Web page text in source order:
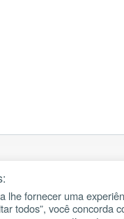
lhe fornecer uma
todos”, você